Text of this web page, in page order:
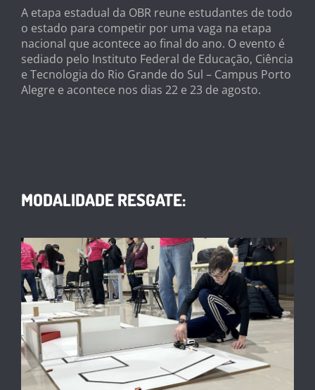
A etapa estadual da OBR reune estudantes de todo
o estado para competir por uma vaga na etapa
nacional que acontece ao final do ano. O evento é
sediado pelo Instituto Federal de Educação, Ciência
e Tecnologia do Rio Grande do Sul – Campus Porto
Alegre e acontece nos dias 22 e 23 de agosto.
MODALIDADE RESGATE: